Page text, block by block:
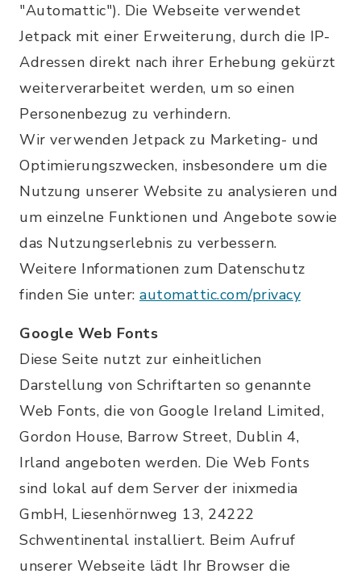
"Automattic"). Die Webseite verwendet
Jetpack mit einer Erweiterung, durch die IP-
Adressen direkt nach ihrer Erhebung gekürzt
weiterverarbeitet werden, um so einen
Personenbezug zu verhindern.
Wir verwenden Jetpack zu Marketing- und
Optimierungszwecken, insbesondere um die
Nutzung unserer Website zu analysieren und
um einzelne Funktionen und Angebote sowie
das Nutzungserlebnis zu verbessern.
Weitere Informationen zum Datenschutz
finden Sie unter: automattic.com/privacy
Google Web Fonts
Diese Seite nutzt zur einheitlichen
Darstellung von Schriftarten so genannte
Web Fonts, die von Google Ireland Limited,
Gordon House, Barrow Street, Dublin 4,
Irland angeboten werden. Die Web Fonts
sind lokal auf dem Server der inixmedia
GmbH, Liesenhörnweg 13, 24222
Schwentinental installiert. Beim Aufruf
unserer Webseite lädt Ihr Browser die